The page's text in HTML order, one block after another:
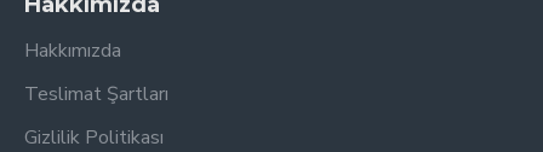
Hakkımızda
Teslimat Şartları
Gizlilik Politikası